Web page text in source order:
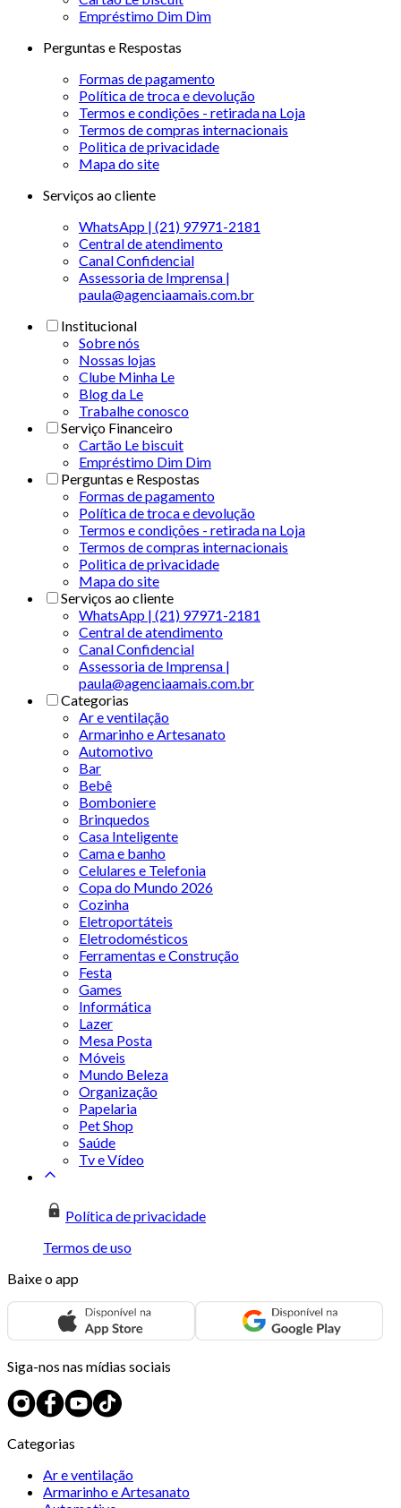
Empréstimo Dim Dim
Perguntas e Respostas
Formas de pagamento
Política de troca e devolução
Termos e condições - retirada na Loja
Termos de compras internacionais
Politica de privacidade
Mapa do site
Serviços ao cliente
WhatsApp | (21) 97971-2181
Central de atendimento
Canal Confidencial
Assessoria de Imprensa |
paula@agenciaamais.com.br
Institucional
Sobre nós
Nossas lojas
Clube Minha Le
Blog da Le
Trabalhe conosco
Serviço Financeiro
Cartão Le biscuit
Empréstimo Dim Dim
Perguntas e Respostas
Formas de pagamento
Política de troca e devolução
Termos e condições - retirada na Loja
Termos de compras internacionais
Politica de privacidade
Mapa do site
Serviços ao cliente
WhatsApp | (21) 97971-2181
Central de atendimento
Canal Confidencial
Assessoria de Imprensa |
paula@agenciaamais.com.br
Categorias
Ar e ventilação
Armarinho e Artesanato
Automotivo
Bar
Bebê
Bomboniere
Brinquedos
Casa Inteligente
Cama e banho
Celulares e Telefonia
Copa do Mundo 2026
Cozinha
Eletroportáteis
Eletrodomésticos
Ferramentas e Construção
Festa
Games
Informática
Lazer
Mesa Posta
Móveis
Mundo Beleza
Organização
Papelaria
Pet Shop
Saúde
Tv e Vídeo
Política de privacidade
Termos de uso
Baixe o app
Siga-nos nas mídias sociais
Categorias
Ar e ventilação
Armarinho e Artesanato